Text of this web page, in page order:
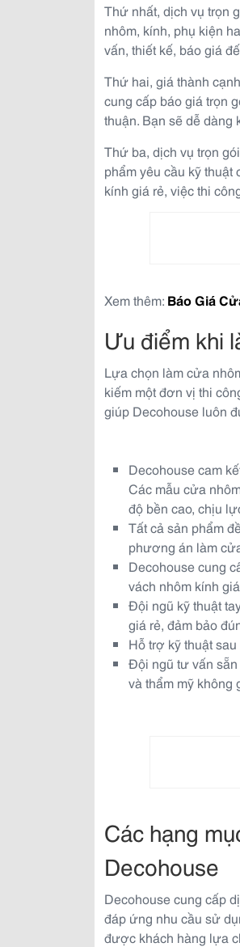
Thứ nhất, dịch vụ trọn
nhôm, kính, phụ kiện
vấn, thiết kế, báo giá
Thứ hai, giá thành
cung cấp báo giá trọn
thuận. Bạn sẽ dễ
Thứ ba, dịch vụ trọn
phẩm yêu cầu kỹ
kính giá rẻ, việc thi
Xem thêm: Báo Giá
Ưu điểm khi
Lựa chọn làm cửa
kiếm một đơn vị thi
giúp Decohouse luôn
Decohouse cam
Các mẫu cửa
độ bền cao, chịu
Tất cả sản phẩm
phương án làm
Decohouse cung
vách nhôm kính
Đội ngũ kỹ thuật
giá rẻ, đảm bảo
Hỗ trợ kỹ thuật
Đội ngũ tư vấn
và thẩm mỹ không
Các hạng
Decohouse
Decohouse cung cấp
đáp ứng nhu cầu sử
được khách hàng lựa